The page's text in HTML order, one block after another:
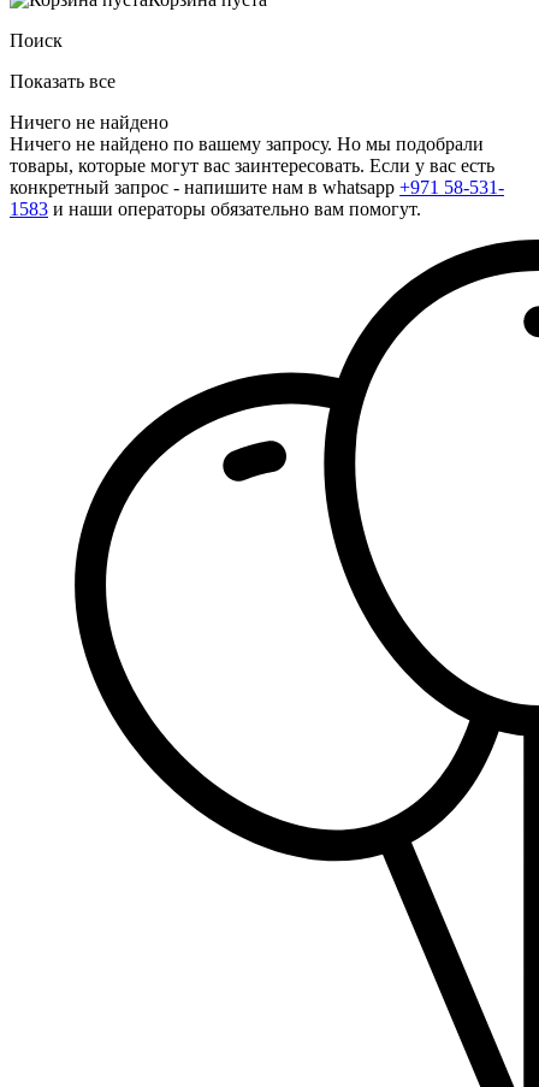
Поиск
Показать все
Ничего не найдено
Ничего не найдено по вашему запросу. Но мы подобрали
товары, которые могут вас заинтересовать. Если у вас есть
конкретный запрос - напишите нам в whatsapp +971 58-531-
1583 и наши операторы обязательно вам помогут.